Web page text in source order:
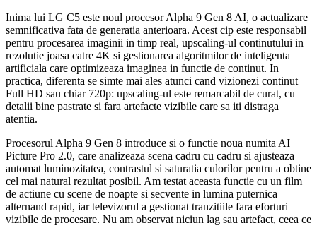
Inima lui LG C5 este noul procesor Alpha 9 Gen 8 AI, o actualizare
semnificativa fata de generatia anterioara. Acest cip este responsabil
pentru procesarea imaginii in timp real, upscaling-ul continutului in
rezolutie joasa catre 4K si gestionarea algoritmilor de inteligenta
artificiala care optimizeaza imaginea in functie de continut. In
practica, diferenta se simte mai ales atunci cand vizionezi continut
Full HD sau chiar 720p: upscaling-ul este remarcabil de curat, cu
detalii bine pastrate si fara artefacte vizibile care sa iti distraga
atentia.
Procesorul Alpha 9 Gen 8 introduce si o functie noua numita AI
Picture Pro 2.0, care analizeaza scena cadru cu cadru si ajusteaza
automat luminozitatea, contrastul si saturatia culorilor pentru a obtine
cel mai natural rezultat posibil. Am testat aceasta functie cu un film
de actiune cu scene de noapte si secvente in lumina puternica
alternand rapid, iar televizorul a gestionat tranzitiile fara eforturi
vizibile de procesare. Nu am observat niciun lag sau artefact, ceea ce